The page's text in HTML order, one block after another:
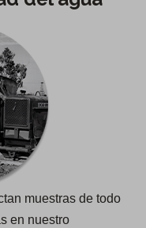
muestras de todo
en nuestro